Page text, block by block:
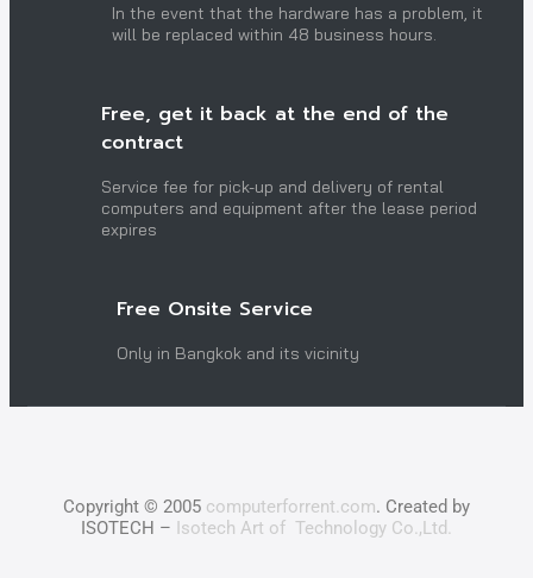
In the event that the hardware has a problem, it
will be replaced within 48 business hours.
Free, get it back at the end of the
contract
Service fee for pick-up and delivery of rental
computers and equipment after the lease period
expires
Free Onsite Service
Only in Bangkok and its vicinity
Copyright © 2005 computerforrent.com. Created by
ISOTECH – Isotech Art of Technology Co.,Ltd.